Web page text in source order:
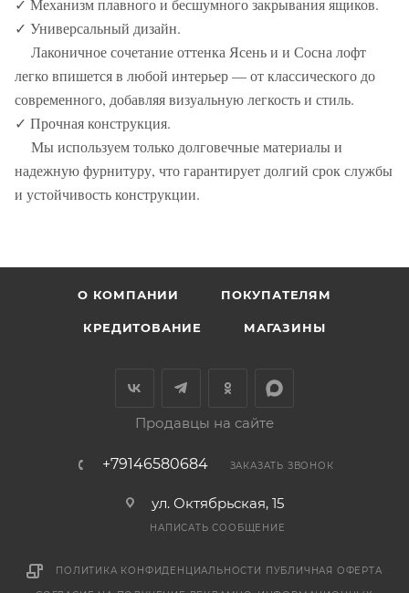
✓ Универсальный дизайн.
Лаконичное сочетание оттенка Ясень и и Сосна лофт
легко впишется в любой интерьер — от классического до
современного, добавляя визуальную легкость и стиль.
✓ Прочная конструкция.
Мы используем только долговечные материалы и
надежную фурнитуру, что гарантирует долгий срок службы
и устойчивость конструкции.
О КОМПАНИИ ПОКУПАТЕЛЯМ
КРЕДИТОВАНИЕ МАГАЗИНЫ
Продавцы на сайте
+79146580684 ЗАКАЗАТЬ ЗВОНОК
ул. Октябрьская, 15
НАПИСАТЬ СООБЩЕНИЕ
ПОЛИТИКА КОНФИДЕНЦИАЛЬНОСТИ ПУБЛИЧНАЯ ОФЕРТА